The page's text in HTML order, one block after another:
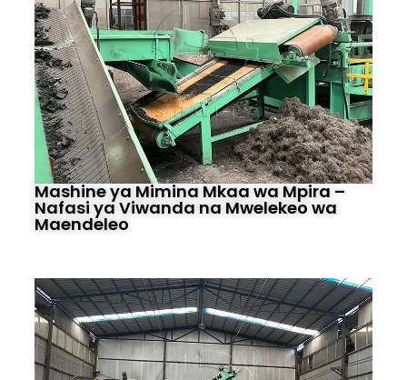
Mashine ya Mimina Mkaa wa Mpira –
Nafasi ya Viwanda na Mwelekeo wa
Maendeleo